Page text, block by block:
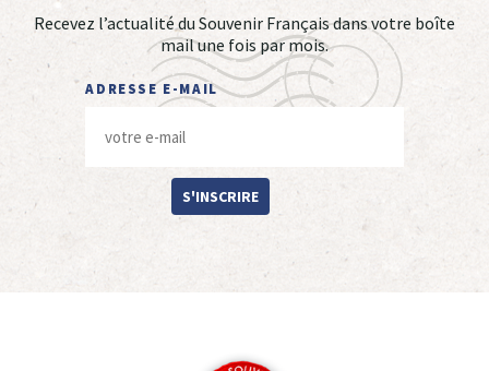
Recevez l’actualité du Souvenir Français dans votre boîte
mail une fois par mois.
ADRESSE E-MAIL
S'INSCRIRE